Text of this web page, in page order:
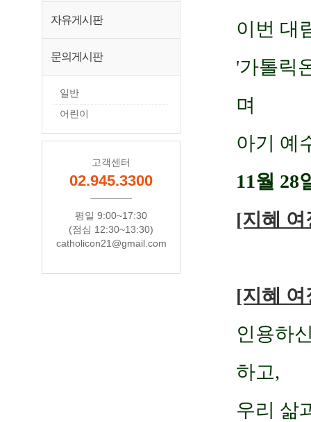
자유게시판
문의게시판
일반
어린이
고객센터
02.945.3300
평일 9:00~17:30
(점심 12:30~13:30)
catholicon21@gmail.com
이번 대
'가톨릭
며
아기 예
11월 28
[지혜
[지혜
인용하
하고,
우리 삶